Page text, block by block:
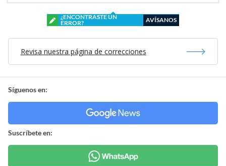
¿ENCONTRASTE UN
ERROR?
AVÍSANOS
Revisa nuestra página de correcciones
Síguenos en:
Suscríbete en: